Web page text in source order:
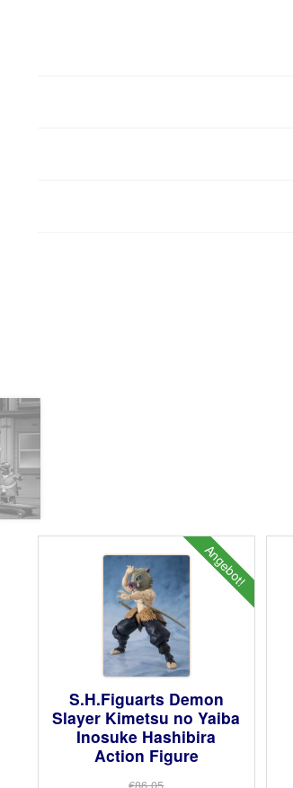
Angebot!
S.H.Figuarts Demon
Slayer Kimetsu no Yaiba
Inosuke Hashibira
Action Figure